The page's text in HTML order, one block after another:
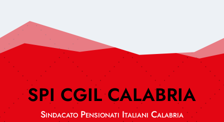
SPI CGIL CALABRIA
Sindacato Pensionati Italiani Calabria